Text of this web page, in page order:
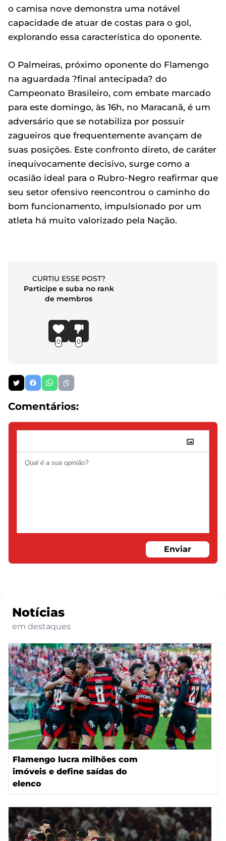
o camisa nove demonstra uma notável
capacidade de atuar de costas para o gol,
explorando essa característica do oponente.
O Palmeiras, próximo oponente do Flamengo
na aguardada ?final antecipada? do
Campeonato Brasileiro, com embate marcado
para este domingo, às 16h, no Maracanã, é um
adversário que se notabiliza por possuir
zagueiros que frequentemente avançam de
suas posições. Este confronto direto, de caráter
inequivocamente decisivo, surge como a
ocasião ideal para o Rubro-Negro reafirmar que
seu setor ofensivo reencontrou o caminho do
bom funcionamento, impulsionado por um
atleta há muito valorizado pela Nação.
CURTIU ESSE POST?
Participe e suba no rank
de membros
0 0
Comentários:
Enviar
Notícias
em destaques
Flamengo lucra milhões com
imóveis e define saídas do
elenco